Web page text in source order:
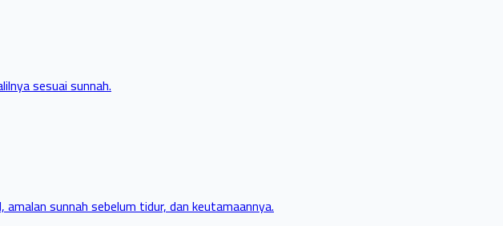
sesuai sunnah.
sunnah sebelum tidur, dan keutamaannya.